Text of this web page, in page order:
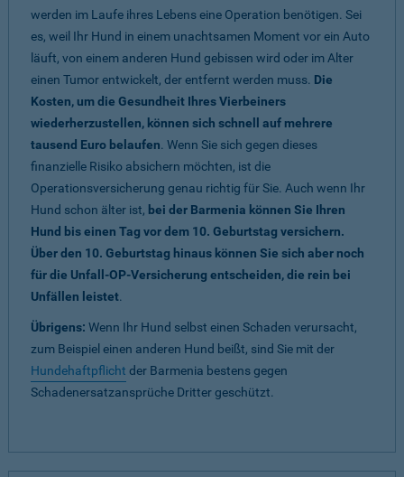
werden im Laufe ihres Lebens eine Operation benötigen. Sei
es, weil Ihr Hund in einem unachtsamen Moment vor ein Auto
läuft, von einem anderen Hund gebissen wird oder im Alter
einen Tumor entwickelt, der entfernt werden muss. Die
Kosten, um die Gesundheit Ihres Vierbeiners
wiederherzustellen, können sich schnell auf mehrere
tausend Euro belaufen. Wenn Sie sich gegen dieses
finanzielle Risiko absichern möchten, ist die
Operationsversicherung genau richtig für Sie. Auch wenn Ihr
Hund schon älter ist, bei der Barmenia können Sie Ihren
Hund bis einen Tag vor dem 10. Geburtstag versichern.
Über den 10. Geburtstag hinaus können Sie sich aber noch
für die Unfall-OP-Versicherung entscheiden, die rein bei
Unfällen leistet.
Übrigens: Wenn Ihr Hund selbst einen Schaden verursacht,
zum Beispiel einen anderen Hund beißt, sind Sie mit der
Hundehaftpflicht der Barmenia bestens gegen
Schadenersatzansprüche Dritter geschützt.